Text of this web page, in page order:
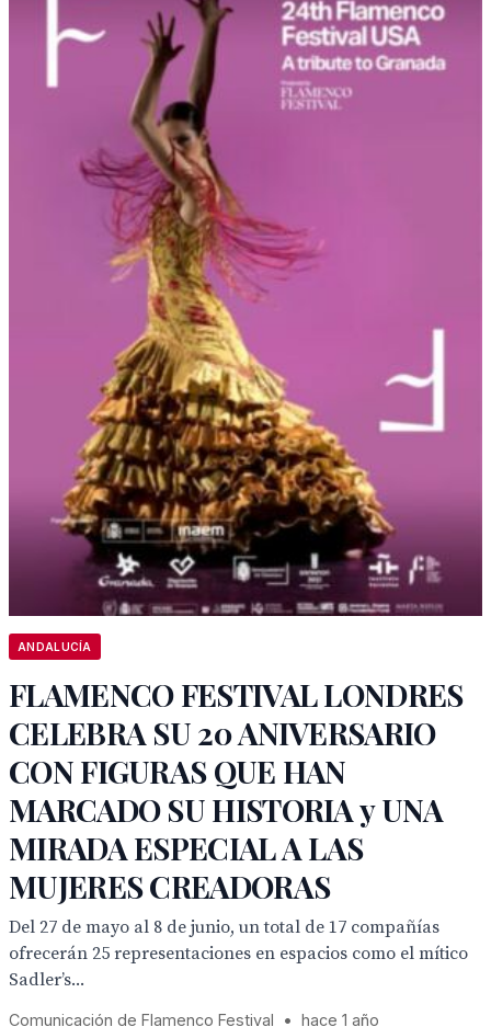
ANDALUCÍA
FLAMENCO FESTIVAL LONDRES
CELEBRA SU 20 ANIVERSARIO
CON FIGURAS QUE HAN
MARCADO SU HISTORIA y UNA
MIRADA ESPECIAL A LAS
MUJERES CREADORAS
Del 27 de mayo al 8 de junio, un total de 17 compañías
ofrecerán 25 representaciones en espacios como el mítico
Sadler’s...
Comunicación de Flamenco Festival • hace 1 año